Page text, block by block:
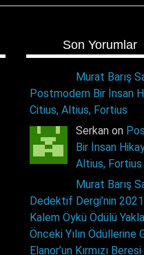
Son Yorumlar
Murat Barış
Postmodern Bir İnsan
Citius, Altius, Fortius
Serkan on
Bir İnsan
Altius, Fortius
Murat Barış
Dedektif Dergi’nin 2021
Kalem Öykü Ödülü
Önceki Yılın Ödüllerine
Elanor’un Kırmızı